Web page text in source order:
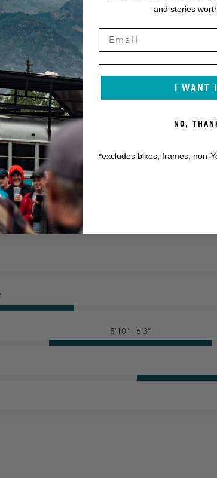
N REACH
VERTIKALER FEDERWEG
5’10” - 6’3”
and stories
I WANT
NO,
*excludes bikes, frames, non-